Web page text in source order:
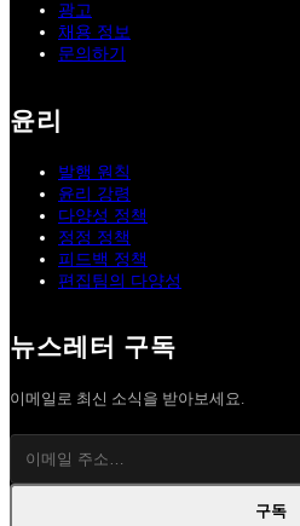
광고
채용 정보
문의하기
윤리
발행 원칙
윤리 강령
다양성 정책
정정 정책
피드백 정책
편집팀의 다양성
뉴스레터 구독
이메일로 최신 소식을 받아보세요.
구독